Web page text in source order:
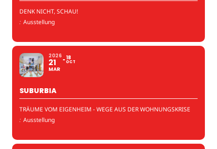
DENK NICHT, SCHAU!
: Ausstellung
2026
21
MAR
18
OCT
SUBURBIA
TRÄUME VOM EIGENHEIM - WEGE AUS DER WOHNUNGSKRISE
: Ausstellung